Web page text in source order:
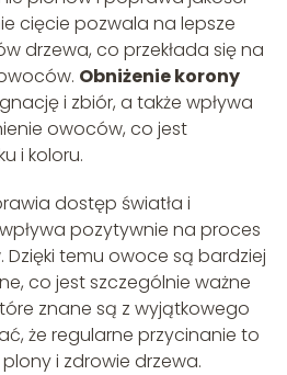
cięcie pozwala na lepsze
drzewa, co przekłada się na
Obniżenie korony
i zbiór, a także wpływa
owoców, co jest
i koloru.
dostęp światła i
pozytywnie na proces
temu owoce są bardziej
co jest szczególnie ważne
znane są z wyjątkowego
że regularne przycinanie to
i zdrowie drzewa.